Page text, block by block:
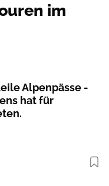
im
Alpenpässe -
hat für
Foto: Heiko Mandl